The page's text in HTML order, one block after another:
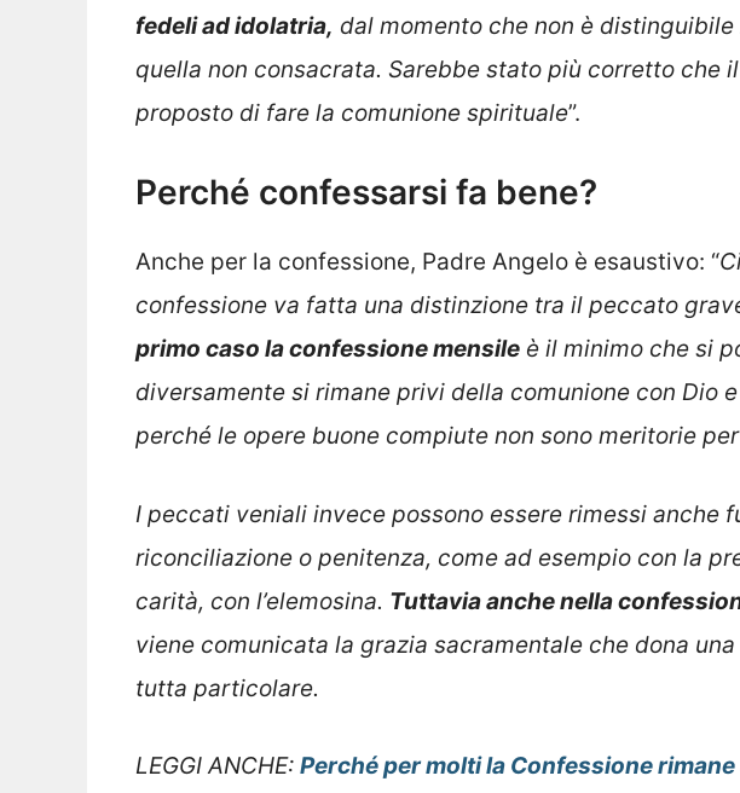
fedeli ad idolatria, dal momento che non è
quella non consacrata. Sarebbe stato più corretto che
proposto di fare la comunione spirituale”.
Perché confessarsi fa bene?
Anche per la confessione, Padre Angelo è esaustivo: “
confessione va fatta una distinzione tra il peccato
primo caso la confessione mensile è il minimo che si
diversamente si rimane privi della comunione con Dio
perché le opere buone compiute non sono meritorie
I peccati veniali invece possono essere rimessi anche
riconciliazione o penitenza, come ad esempio con la
carità, con l’elemosina. Tuttavia anche nella
viene comunicata la grazia sacramentale che dona
tutta particolare.
LEGGI ANCHE: Perché per molti la Confessione